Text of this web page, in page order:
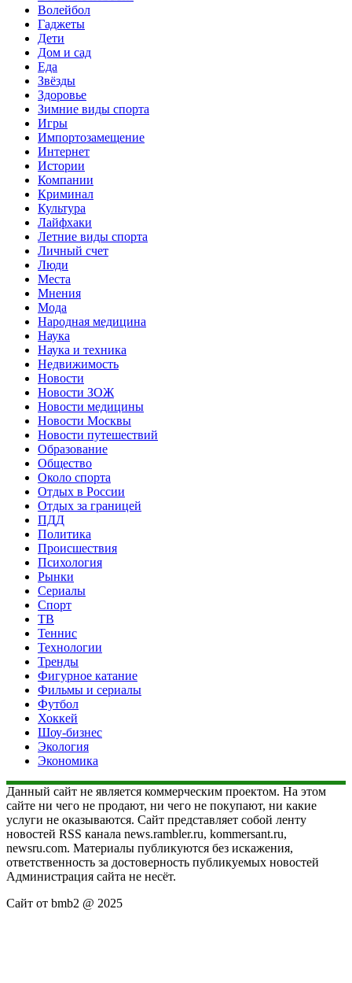
Волейбол
Гаджеты
Дети
Дом и сад
Еда
Звёзды
Здоровье
Зимние виды спорта
Игры
Импортозамещение
Интернет
Истории
Компании
Криминал
Культура
Лайфхаки
Летние виды спорта
Личный счет
Люди
Места
Мнения
Мода
Народная медицина
Наука
Наука и техника
Недвижимость
Новости
Новости ЗОЖ
Новости медицины
Новости Москвы
Новости путешествий
Образование
Общество
Около спорта
Отдых в России
Отдых за границей
ПДД
Политика
Происшествия
Психология
Рынки
Сериалы
Спорт
ТВ
Теннис
Технологии
Тренды
Фигурное катание
Фильмы и сериалы
Футбол
Хоккей
Шоу-бизнес
Экология
Экономика
Данный сайт не является коммерческим проектом. На этом
сайте ни чего не продают, ни чего не покупают, ни какие
услуги не оказываются. Сайт представляет собой ленту
новостей RSS канала news.rambler.ru, kommersant.ru,
newsru.com. Материалы публикуются без искажения,
ответственность за достоверность публикуемых новостей
Администрация сайта не несёт.
Сайт от bmb2 @ 2025